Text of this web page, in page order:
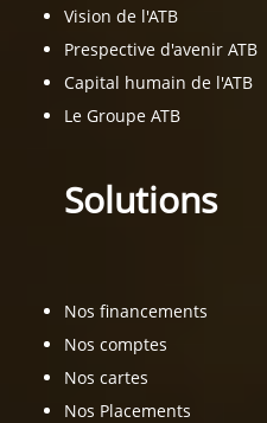
Vision de l'ATB
Prespective d'avenir ATB
Capital humain de l'ATB
Le Groupe ATB
Solutions
Nos financements
Nos comptes
Nos cartes
Nos Placements